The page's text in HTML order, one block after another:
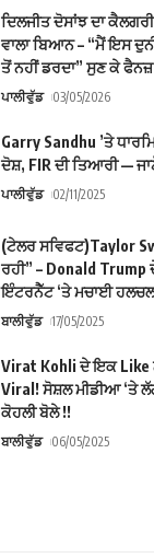
ਦਿਲਜੀਤ ਦੋਸਾਂਝ ਦਾ
ਵਾਲਾ ਬਿਆਨ – “ਮੈਂ ਇਸ
ਤੋਂ ਨਹੀਂ ਡਰਦਾ” ਸੁਣ ਕੇ
ਪਾਲੀਵੁੱਡ 03/05/2026
Garry Sandhu ’ਤੇ
ਦੋਸ਼, FIR ਦੀ ਤਿਆਰੀ —
ਪਾਲੀਵੁੱਡ 02/11/2025
(ਟੇਲਰ ਸਵਿਫਟ)Taylor
ਰਹੀ” – Donald
ਇੰਟਰਨੈੱਟ ‘ਤੇ ਮਚਾਈ ਹਲਚਲ
ਬਾਲੀਵੁੱਡ 17/05/2025
Virat Kohli ਦੇ ਇਕ Like
Viral! ਸੋਸ਼ਲ ਮੀਡੀਆ ‘ਤੇ
ਕੋਹਲੀ ਬੋਲੇ !!
ਬਾਲੀਵੁੱਡ 06/05/2025